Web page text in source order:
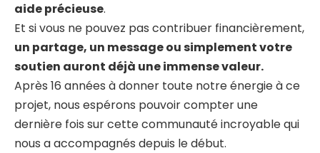
aide précieuse.
Et si vous ne pouvez pas contribuer financièrement,
un partage, un message ou simplement votre
soutien auront déjà une immense valeur.
Après 16 années à donner toute notre énergie à ce
projet, nous espérons pouvoir compter une
dernière fois sur cette communauté incroyable qui
nous a accompagnés depuis le début.